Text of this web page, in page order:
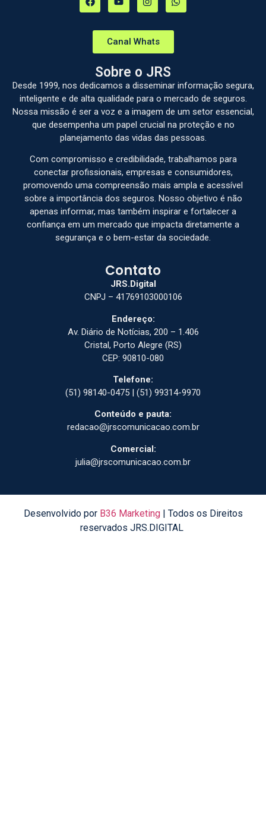
Canal Whats
Sobre o JRS
Desde 1999, nos dedicamos a disseminar informação segura,
inteligente e de alta qualidade para o mercado de seguros.
Nossa missão é ser a voz e a imagem de um setor essencial,
que desempenha um papel crucial na proteção e no
planejamento das vidas das pessoas.
Com compromisso e credibilidade, trabalhamos para
conectar profissionais, empresas e consumidores,
promovendo uma compreensão mais ampla e acessível
sobre a importância dos seguros. Nosso objetivo é não
apenas informar, mas também inspirar e fortalecer a
confiança em um mercado que impacta diretamente a
segurança e o bem-estar da sociedade.
Contato
JRS.Digital
CNPJ – 41769103000106
Endereço:
Av. Diário de Notícias, 200 – 1.406
Cristal, Porto Alegre (RS)
CEP: 90810-080
Telefone:
(51) 98140-0475 | (51) 99314-9970
Conteúdo e pauta:
redacao@jrscomunicacao.com.br
Comercial:
julia@jrscomunicacao.com.br
Desenvolvido por B36 Marketing| Todos os Direitos
reservados JRS.DIGITAL